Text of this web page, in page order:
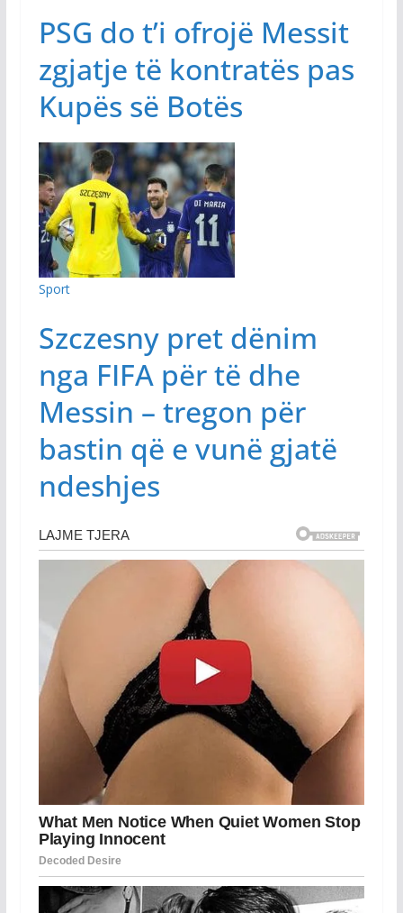
PSG do t’i ofrojë Messit
zgjatje të kontratës pas
Kupës së Botës
Sport
Szczesny pret dënim
nga FIFA për të dhe
Messin – tregon për
bastin që e vunë gjatë
ndeshjes